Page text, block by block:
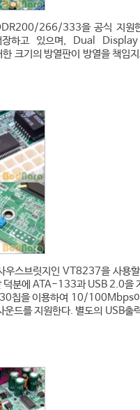
266/333을 공식 지원
하고 있으며, Dual Display
크기의 방열판이 방열을 책임
스브릿지인 VT8237을 사용할
덕분에 ATA-133과 USB 2.0을
칩을 이용하여 10/100Mbps
드를 지원한다. 별도의 USB출